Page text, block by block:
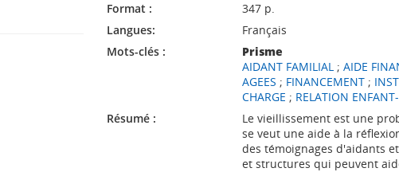
Format :
347 p.
Langues:
Français
Mots-clés :
Prisme
AIDANT FAMILIAL; AIDE
AGEES ; FINANCEMENT;
CHARGE ; RELATION
Résumé :
Le vieillissement est une
se veut une aide à la
des témoignages d'aidants
et structures qui peuvent